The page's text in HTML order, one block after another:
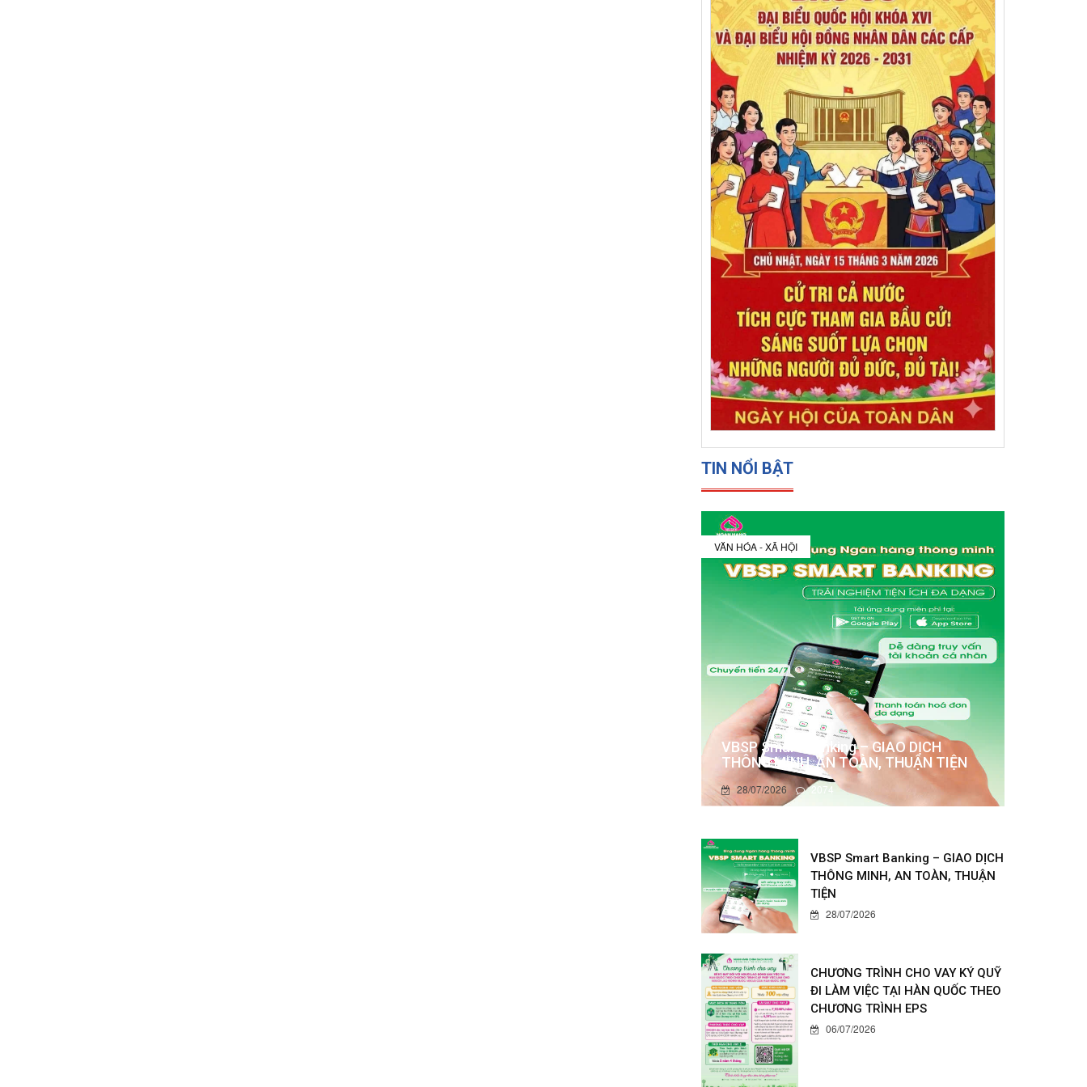
TIN NỔI BẬT
VĂN HÓA - XÃ HỘI
VBSP Smart Banking – GIAO DỊCH
THÔNG MINH, AN TOÀN, THUẬN TIỆN
28/07/2026 2074
VBSP Smart Banking – GIAO DỊCH
THÔNG MINH, AN TOÀN, THUẬN
TIỆN
28/07/2026
CHƯƠNG TRÌNH CHO VAY KÝ QUỸ
ĐI LÀM VIỆC TẠI HÀN QUỐC THEO
CHƯƠNG TRÌNH EPS
06/07/2026